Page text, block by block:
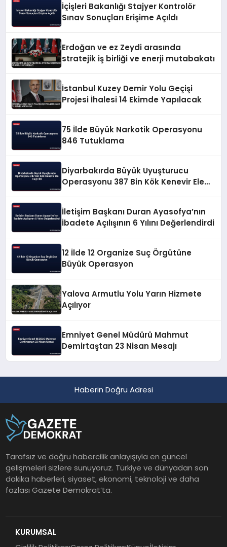
İçişleri Bakanlığı Stajyer Kontrolör
Sınav Sonuçları Erişime Açıldı
Erdoğan ve ez Zeydi arasında
stratejik iş birliği ve enerji mutabakatı
İstanbul Kuzey Demir Yolu Geçişi
Projesi İhalesi 14 Ekimde Yapılacak
75 İlde Büyük Narkotik Operasyonu
846 Tutuklama
Diyarbakırda Büyük Uyuşturucu
Operasyonu 387 Bin Kök Kenevir Ele
İletişim Başkanı Duran Ayasofya’nın
İbadete Açılışının 6 Yılını Değerlendirdi
12 İlde 12 Organize Suç Örgütüne
Büyük Operasyon
Yalova Armutlu Yolu Yarın Hizmete
Açılıyor
Emniyet Genel Müdürü Mahmut
Demirtaştan 23 Nisan Mesajı
Haberin Doğru Adresi
Tarafsız ve doğru habercilik anlayışıyla en güncel
gelişmeleri sizlere sunuyoruz. Türkiye ve dünyadan son
dakika haberleri, siyaset, ekonomi, teknoloji ve daha
fazlası Gazete Demokrat’ta.
KURUMSAL